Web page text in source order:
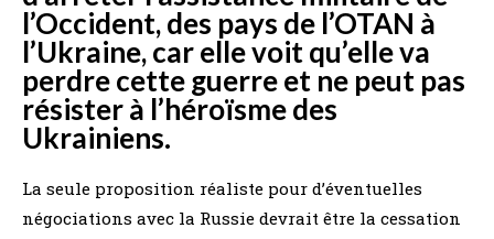
l’Occident, des pays de l’OTAN à
l’Ukraine, car elle voit qu’elle va
perdre cette guerre et ne peut pas
résister à l’héroïsme des
Ukrainiens.
La seule proposition réaliste pour d’éventuelles
négociations avec la Russie devrait être la cessation